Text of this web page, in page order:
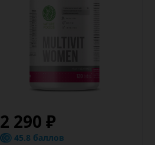
2 290 ₽
45.8 баллов